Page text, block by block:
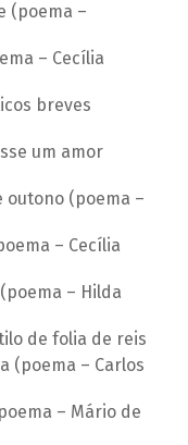
(poema –
– Cecília
breves
um amor
outono (poema –
– Cecília
– Hilda
de folia de reis
(poema – Carlos
– Mário de